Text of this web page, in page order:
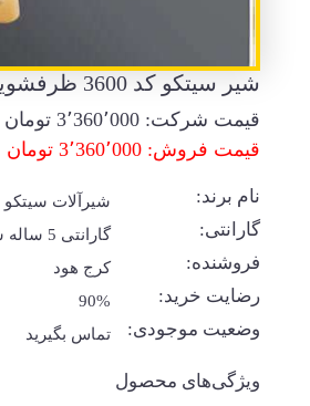
شیر سیتکو کد 3600 ظرفشویی طلایی
قیمت شرکت: 3٬360٬000تومان
قیمت فروش: 3٬360٬000 تومان
نام برند: شیرآلات سیتکو Sitco
گارانتی: گارانتی 5 ساله سیتکو
فروشنده: کرج هود
رضایت خرید: 90%
وضعیت موجودی: تماس بگیرید
ویژگی‌های محصول